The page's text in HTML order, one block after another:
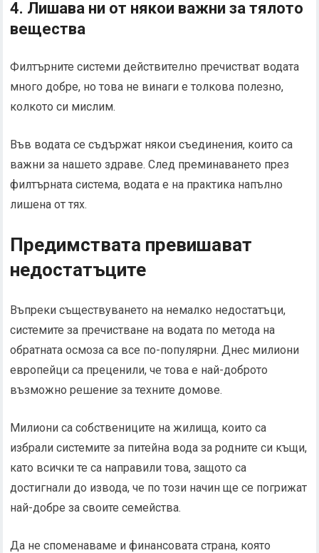
4. Лишава ни от някои важни за тялото
вещества
Филтърните системи действително пречистват водата
много добре, но това не винаги е толкова полезно,
колкото си мислим.
Във водата се съдържат някои съединения, които са
важни за нашето здраве. След преминаването през
филтърната система, водата е на практика напълно
лишена от тях.
Предимствата превишават
недостатъците
Въпреки съществуването на немалко недостатъци,
системите за пречистване на водата по метода на
обратната осмоза са все по-популярни. Днес милиони
европейци са преценили, че това е най-доброто
възможно решение за техните домове.
Милиони са собствениците на жилища, които са
избрали системите за питейна вода за родните си къщи,
като всички те са направили това, защото са
достигнали до извода, че по този начин ще се погрижат
най-добре за своите семейства.
Да не споменаваме и финансовата страна, която